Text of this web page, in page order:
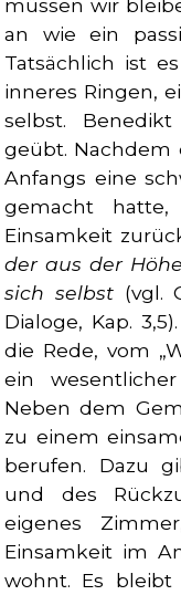
müssen wir
an wie ein
Tatsächlich ist
inneres Ringen,
selbst.
geübt. Nachdem
Anfangs eine
gemacht
Einsamkeit
der aus der
sich selbst(vgl.
Dialoge, Kap.
die Rede, vom
ein
Neben dem
zu einem
berufen. Dazu
und des
eigenes
Einsamkeit im
wohnt. Es bleibt